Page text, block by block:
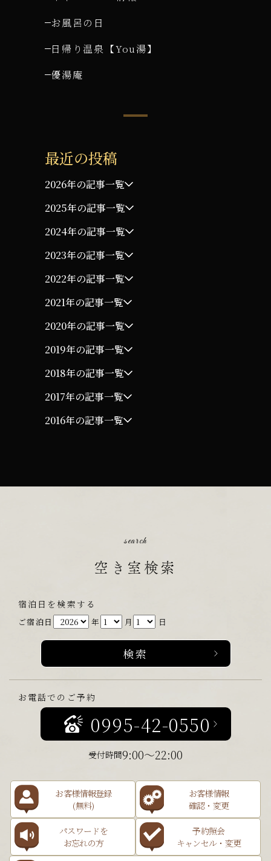
お風呂の日
日帰り温泉【You湯】
優湯庵
最近の投稿
2026年の記事一覧
2025年の記事一覧
2024年の記事一覧
2023年の記事一覧
2022年の記事一覧
2021年の記事一覧
2020年の記事一覧
2019年の記事一覧
2018年の記事一覧
2017年の記事一覧
2016年の記事一覧
search
空き室検索
宿泊日を検索する
ご宿泊日 年 月 日
お電話でのご予約
0995-42-0550
受付時間9:00～22:00
お客様情報登録
(無料)
お客様情報
確認・変更
パスワードを
お忘れの方
予約照会
キャンセル・変更